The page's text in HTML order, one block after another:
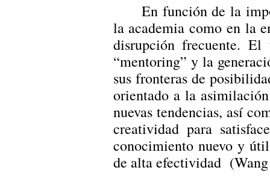
En función de la
la academia como en la
disrupción frecuente.
“mentoring” y la
sus fronteras de
orientado a la
nuevas tendencias, así
creatividad para
conocimiento nuevo y
de alta efectividad